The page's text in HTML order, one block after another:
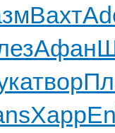
Вахт
Афан
твор
Харр